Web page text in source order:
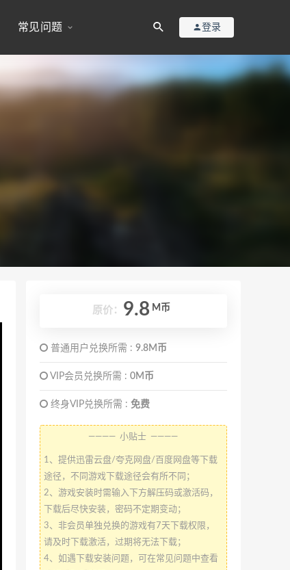
常见问题 登录
原价： 9.8 M币
普通用户兑换所需 : 9.8M币
VIP会员兑换所需 : 0M币
终身VIP兑换所需 : 免费
———— 小贴士 ————
1、提供迅雷云盘/夸克网盘/百度网盘等下载
途径，不同游戏下载途径会有所不同；
2、游戏安装时需输入下方解压码或激活码，
下载后尽快安装，密码不定期变动；
3、非会员单独兑换的游戏有7天下载权限，
请及时下载激活，过期将无法下载；
4、如遇下载安装问题，可在常见问题中查看